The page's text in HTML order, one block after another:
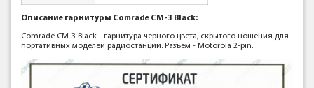
Описание гарнитуры Comrade CM-3 Black:
Comrade CM-3 Black - гарнитура черного цвета, скрытого ношения для
портативных моделей радиостанций. Разъем - Motorola 2-pin.